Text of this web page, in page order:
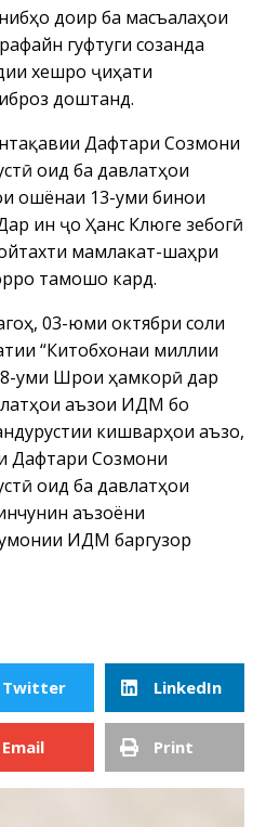
доир ба масъалаҳои
гуфтугӯи созанда
хешро ҷиҳати
доштанд.
Дафтари Созмони
оид ба давлатҳои
ошёнаи 13-уми бинои
ин ҷо Ҳанс Клюге зебогӣ
мамлакат-шаҳри
тамошо кард.
03-юми октябри соли
“Китобхонаи миллии
уми Шӯрои ҳамкорӣ дар
аъзои ИДМ бо
кишварҳои аъзо,
Дафтари Созмони
оид ба давлатҳои
аъзоёни
ИДМ баргузор
Twitter LinkedIn
Email Print